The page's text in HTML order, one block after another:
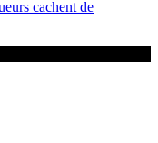
cachent de